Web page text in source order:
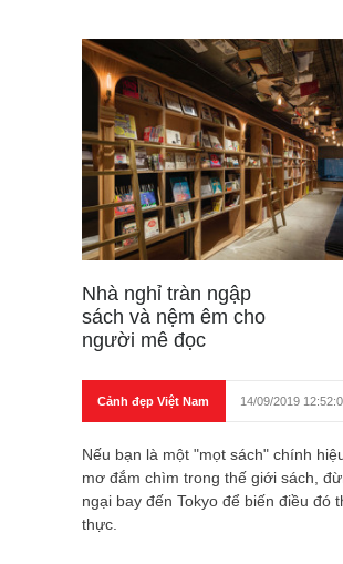
Nhà nghỉ tràn ngập
sách và nệm êm cho
người mê đọc
Cảnh đẹp Việt Nam 14/09/2019
Nếu bạn là một "mọt sách" chính
mơ đắm chìm trong thế giới sách,
ngại bay đến Tokyo để biến điều đó
thực.